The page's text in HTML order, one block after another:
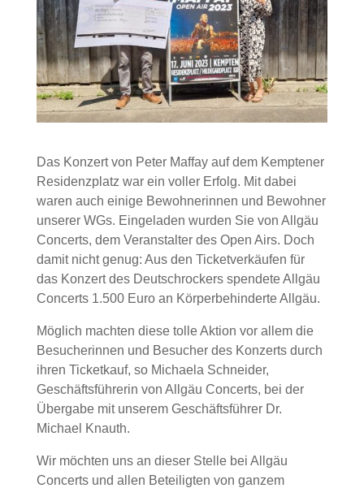
Das Konzert von Peter Maffay auf dem Kemptener
Residenzplatz war ein voller Erfolg. Mit dabei
waren auch einige Bewohnerinnen und Bewohner
unserer WGs. Eingeladen wurden Sie von Allgäu
Concerts, dem Veranstalter des Open Airs. Doch
damit nicht genug: Aus den Ticketverkäufen für
das Konzert des Deutschrockers spendete Allgäu
Concerts 1.500 Euro an Körperbehinderte Allgäu.
Möglich machten diese tolle Aktion vor allem die
Besucherinnen und Besucher des Konzerts durch
ihren Ticketkauf, so Michaela Schneider,
Geschäftsführerin von Allgäu Concerts, bei der
Übergabe mit unserem Geschäftsführer Dr.
Michael Knauth.
Wir möchten uns an dieser Stelle bei Allgäu
Concerts und allen Beteiligten von ganzem